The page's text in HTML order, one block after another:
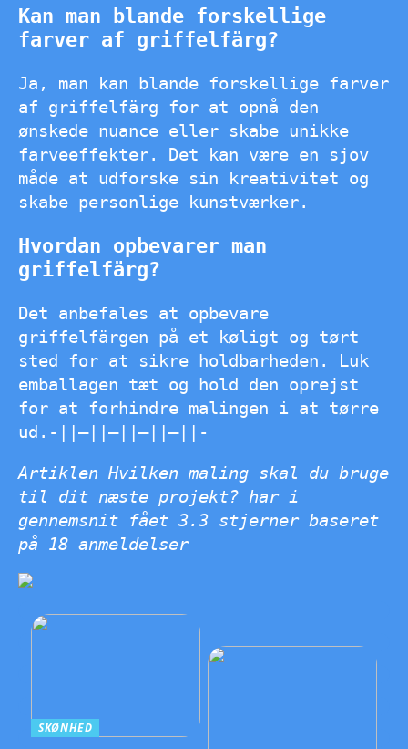
Kan man blande forskellige
farver af griffelfärg?
Ja, man kan blande forskellige farver
af griffelfärg for at opnå den
ønskede nuance eller skabe unikke
farveeffekter. Det kan være en sjov
måde at udforske sin kreativitet og
skabe personlige kunstværker.
Hvordan opbevarer man
griffelfärg?
Det anbefales at opbevare
griffelfärgen på et køligt og tørt
sted for at sikre holdbarheden. Luk
emballagen tæt og hold den oprejst
for at forhindre malingen i at tørre
ud.-||–||–||–||–||-
Artiklen Hvilken maling skal du bruge
til dit næste projekt? har i
gennemsnit fået 3.3 stjerner baseret
på 18 anmeldelser
SKØNHED